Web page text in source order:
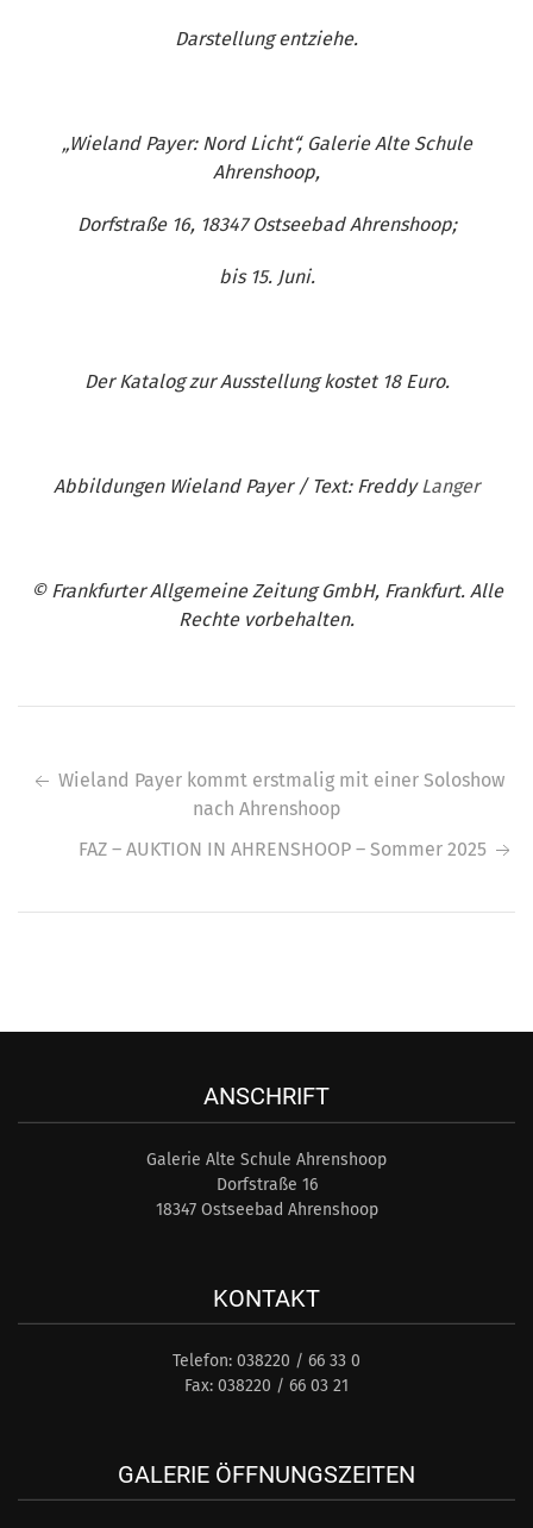
Darstellung entziehe.
„Wieland Payer: Nord Licht“, Galerie Alte Schule
Ahrenshoop,
Dorfstraße 16, 18347 Ostseebad Ahrenshoop;
bis 15. Juni.
Der Katalog zur Ausstellung kostet 18 Euro.
Abbildungen Wieland Payer / Text: FreddyLanger
© Frankfurter Allgemeine Zeitung GmbH, Frankfurt. Alle
Rechte vorbehalten.
Beitragsnavigation
Wieland Payer kommt erstmalig mit einer Soloshow
nach Ahrenshoop
FAZ – AUKTION IN AHRENSHOOP – Sommer 2025
ANSCHRIFT
Galerie Alte Schule Ahrenshoop
Dorfstraße 16
18347 Ostseebad Ahrenshoop
KONTAKT
Telefon: 038220 / 66 33 0
Fax: 038220 / 66 03 21
GALERIE ÖFFNUNGSZEITEN